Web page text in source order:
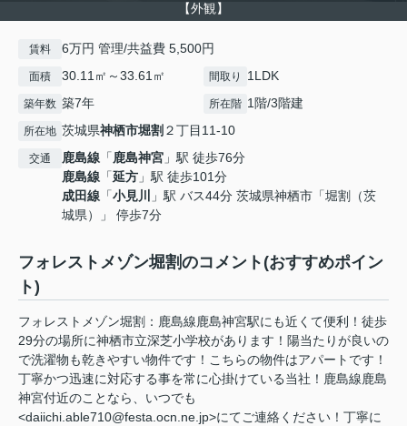
【外観】
賃料 6万円 管理/共益費 5,500円
面積 30.11㎡～33.61㎡ 間取り 1LDK
築年数 築7年 所在階 1階/3階建
所在地 茨城県神栖市堀割 ２丁目11-10
交通 鹿島線 「鹿島神宮 」駅 徒歩76分
鹿島線 「延方 」駅 徒歩101分
成田線 「小見川
」駅 バス44分 茨城県神栖市「堀割（茨
城県）」 停歩7分
フォレストメゾン堀割のコメント(おすすめポイン
ト)
フォレストメゾン堀割：鹿島線鹿島神宮駅にも近くて便利！徒歩
29分の場所に神栖市立深芝小学校があります！陽当たりが良いの
で洗濯物も乾きやすい物件です！こちらの物件はアパートです！
丁寧かつ迅速に対応する事を常に心掛けている当社！鹿島線鹿島
神宮付近のことなら、いつでも
<daiichi.able710@festa.ocn.ne.jp>にてご連絡ください！丁寧に